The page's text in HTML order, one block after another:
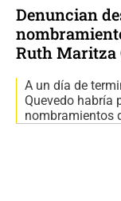
Denuncian
Ruth Maritza
A un día de
Quevedo habría
nombramientos